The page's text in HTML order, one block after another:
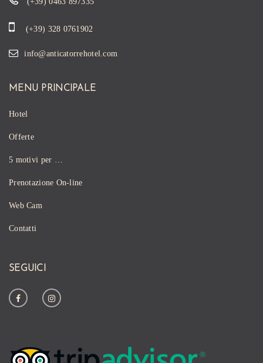
(+39) 328 0761902
info@anticatorrehotel.com
MENU PRINCIPALE
Hotel
Offerte
5 motivi per …
Prenotazione On-line
Web Cam
Contatti
SEGUICI